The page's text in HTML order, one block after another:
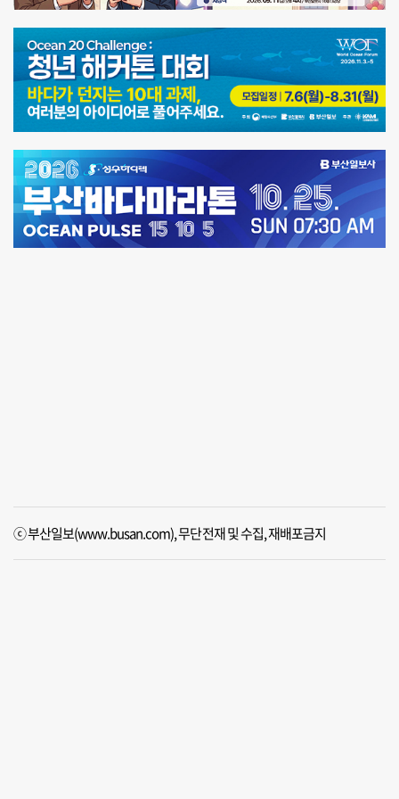
ⓒ 부산일보(www.busan.com), 무단전재 및 수집, 재배포금지